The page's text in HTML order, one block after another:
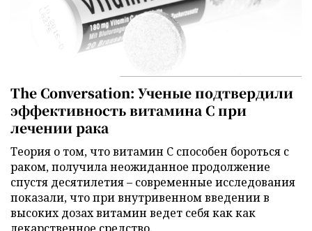
The Conversation: Ученые подтвердили
эффективность витамина C при
лечении рака
Теория о том, что витамин C способен бороться с
раком, получила неожиданное продолжение
спустя десятилетия – современные исследования
показали, что при внутривенном введении в
высоких дозах витамин ведет себя как как
лекарственное средство.